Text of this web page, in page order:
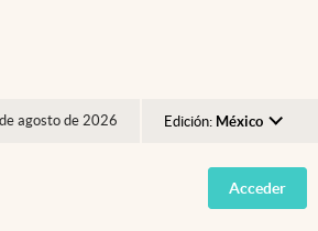
agosto de 2026 Edición: México
Argentina
España
Acceder